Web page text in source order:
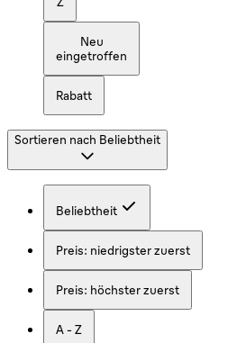
Neu
eingetroffen
Rabatt
Sortieren nach Beliebtheit
Beliebtheit
Preis: niedrigster zuerst
Preis: höchster zuerst
A - Z